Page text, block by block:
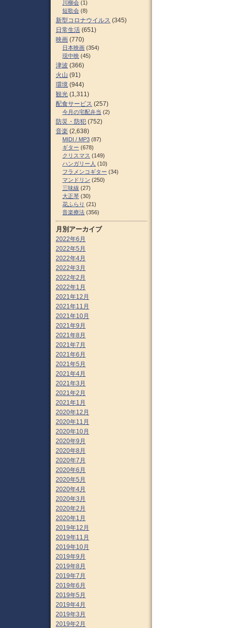
川柳会 (1)
短歌会 (8)
新型コロナウイルス (345)
日常生活 (651)
映画 (770)
日本映画 (354)
現中映 (45)
津波 (366)
火山 (91)
環境 (944)
観光 (1,311)
配食サービス (257)
今月の宅配弁当 (2)
防災・防犯 (752)
音楽 (2,638)
MIDI / MP3 (87)
ギター (678)
クリスマス (149)
ハンガリー人 (10)
フラメンコギター (34)
マンドリン (250)
三味線 (27)
大正琴 (30)
花ふらり (21)
音楽療法 (356)
月別アーカイブ
2022年6月
2022年5月
2022年4月
2022年3月
2022年2月
2022年1月
2021年12月
2021年11月
2021年10月
2021年9月
2021年8月
2021年7月
2021年6月
2021年5月
2021年4月
2021年3月
2021年2月
2021年1月
2020年12月
2020年11月
2020年10月
2020年9月
2020年8月
2020年7月
2020年6月
2020年5月
2020年4月
2020年3月
2020年2月
2020年1月
2019年12月
2019年11月
2019年10月
2019年9月
2019年8月
2019年7月
2019年6月
2019年5月
2019年4月
2019年3月
2019年2月